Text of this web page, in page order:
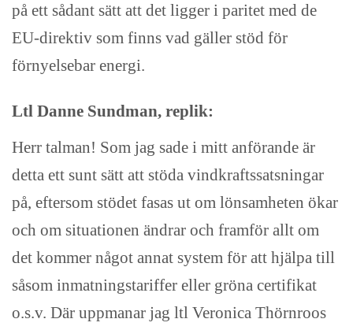
på ett sådant sätt att det ligger i paritet med de
EU-direktiv som finns vad gäller stöd för
förnyelsebar energi.
Ltl Danne Sundman, replik:
Herr talman! Som jag sade i mitt anförande är
detta ett sunt sätt att stöda vindkraftssatsningar
på, eftersom stödet fasas ut om lönsamheten ökar
och om situationen ändrar och framför allt om
det kommer något annat system för att hjälpa till
såsom inmatningstariffer eller gröna certifikat
o.s.v. Där uppmanar jag ltl Veronica Thörnroos